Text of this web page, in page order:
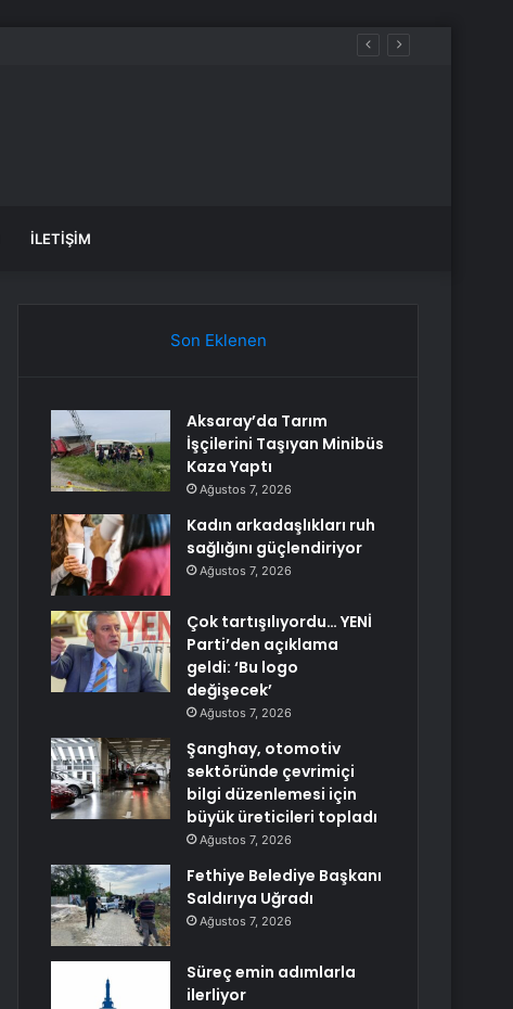
İLETIŞIM
Son Eklenen
Aksaray’da Tarım
İşçilerini Taşıyan Minibüs
Kaza Yaptı
Ağustos 7, 2026
Kadın arkadaşlıkları ruh
sağlığını güçlendiriyor
Ağustos 7, 2026
Çok tartışılıyordu… YENİ
Parti’den açıklama
geldi: ‘Bu logo
değişecek’
Ağustos 7, 2026
Şanghay, otomotiv
sektöründe çevrimiçi
bilgi düzenlemesi için
büyük üreticileri topladı
Ağustos 7, 2026
Fethiye Belediye Başkanı
Saldırıya Uğradı
Ağustos 7, 2026
Süreç emin adımlarla
ilerliyor